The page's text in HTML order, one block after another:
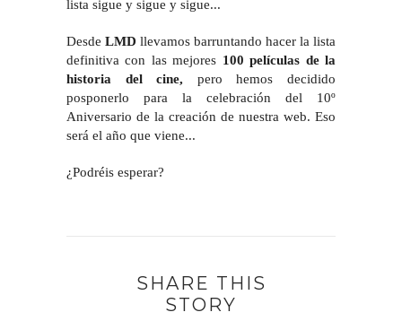
lista sigue y sigue y sigue...
Desde LMD llevamos barruntando hacer la lista
definitiva con las mejores 100 películas de la
historia del cine, pero hemos decidido
posponerlo para la celebración del 10º
Aniversario de la creación de nuestra web. Eso
será el año que viene...
¿Podréis esperar?
SHARE THIS
STORY